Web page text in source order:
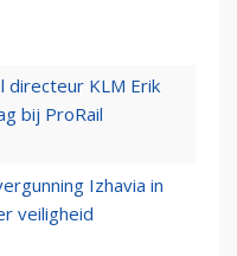
directeur KLM Erik
bij ProRail
Izhavia in
veiligheid